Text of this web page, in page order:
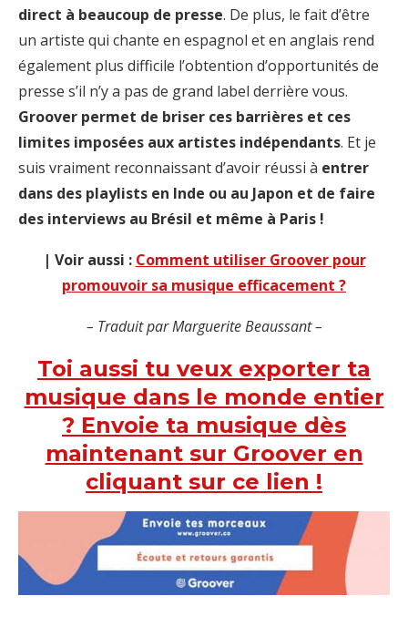
direct à beaucoup de presse. De plus, le fait d’être
un artiste qui chante en espagnol et en anglais rend
également plus difficile l’obtention d’opportunités de
presse s’il n’y a pas de grand label derrière vous.
Groover permet de briser ces barrières et ces
limites imposées aux artistes indépendants. Et je
suis vraiment reconnaissant d’avoir réussi à entrer
dans des playlists en Inde ou au Japon et de faire
des interviews au Brésil et même à Paris !
| Voir aussi : Comment utiliser Groover pour
promouvoir sa musique efficacement ?
– Traduit par Marguerite Beaussant –
Toi aussi tu veux exporter ta
musique dans le monde entier
? Envoie ta musique dès
maintenant sur Groover en
cliquant sur ce lien !